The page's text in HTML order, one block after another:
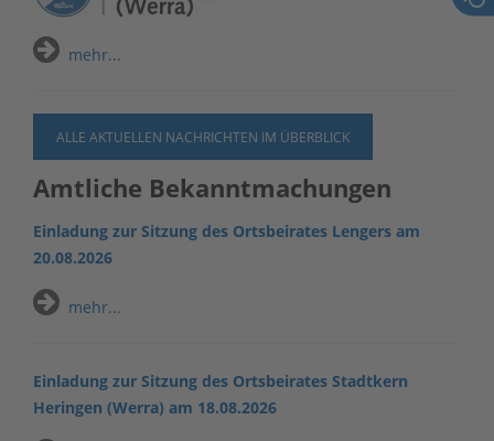
mehr...
ALLE AKTUELLEN NACHRICHTEN IM ÜBERBLICK
Amtliche Bekanntmachungen
Einladung zur Sitzung des Ortsbeirates Lengers am
20.08.2026
mehr...
Einladung zur Sitzung des Ortsbeirates Stadtkern
Heringen (Werra) am 18.08.2026